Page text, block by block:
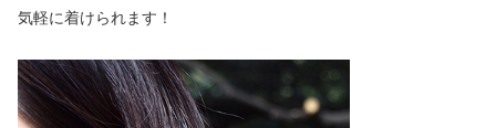
気軽に着けられます！